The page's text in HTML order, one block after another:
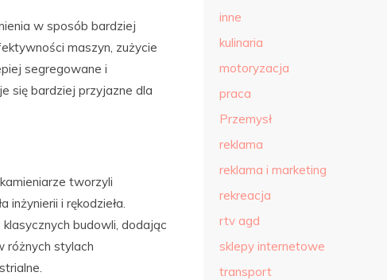
w sposób bardziej
maszyn, zużycie
segregowane i
się bardziej przyjazne dla
tworzyli
inżynierii i rękodzieła.
budowli, dodając
różnych stylach
inne
kulinaria
motoryzacja
praca
Przemysł
reklama
reklama i marketing
rekreacja
rtv agd
sklepy internetowe
transport